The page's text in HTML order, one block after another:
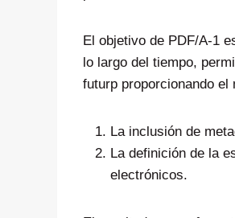
El objetivo de PDF/A-1
lo largo del tiempo,
futurp proporcionando el
La inclusión de
La definición de la
electrónicos.